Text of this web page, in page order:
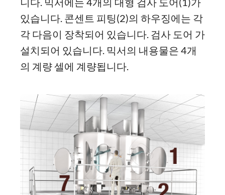
있습니다. 콘센트 피팅(2)의 하우징에는 각
각 다음이 장착되어 있습니다. 검사 도어 가
설치되어 있습니다. 믹서의 내용물은 4개
의 계량 셀에 계량됩니다.